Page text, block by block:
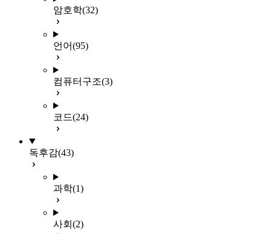
암호학(32)
언어(95)
컴퓨터구조(3)
코드(24)
독후감(43)
과학(1)
사회 (2)